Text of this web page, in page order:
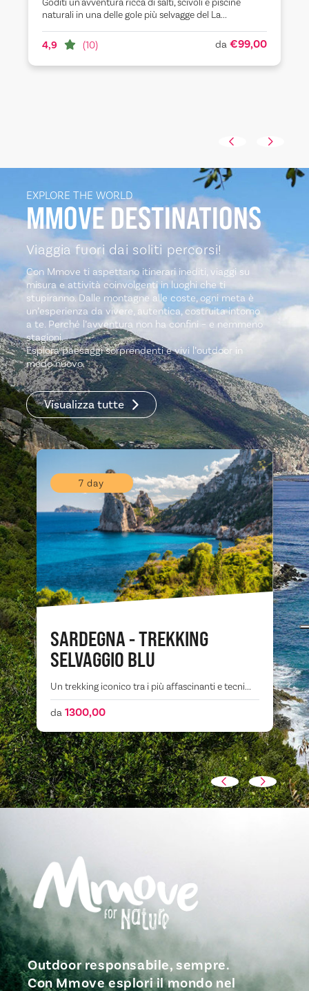
naturali in una delle gole più selvagge del La...
4,9 (10) da€99,00
EXPLORE THE WORLD
MMOVEDESTINATIONS
Viaggia fuori dai soliti percorsi!
Con Mmove ti aspettano itinerari inediti, viaggi su
misura e attività coinvolgenti in luoghi che ti
stupiranno. Dalle montagne alle coste, ogni meta è
un’esperienza da vivere, autentica, costruita intorno
a te. Perché l’avventura non ha confini – e nemmeno
stagioni.
Esplora paesaggi sorprendenti e vivi l’outdoor in
modo nuovo.
Visualizza tutte
7 day
SARDEGNA - TREKKING
SELVAGGIO BLU
Un trekking iconico tra i più affascinanti e tecni...
da 1300,00
Outdoor responsabile, sempre.
Con Mmove esplori il mondo nel